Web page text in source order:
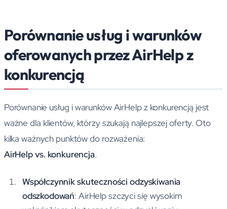
Porównanie usług i warunków
oferowanych przez AirHelp z
konkurencją
Porównanie usług i warunków AirHelp z konkurencją jest
ważne dla klientów, którzy szukają najlepszej oferty. Oto
kilka ważnych punktów do rozważenia:
AirHelp vs. konkurencja.
Współczynnik skuteczności odzyskiwania
odszkodowań: AirHelp szczyci się wysokim